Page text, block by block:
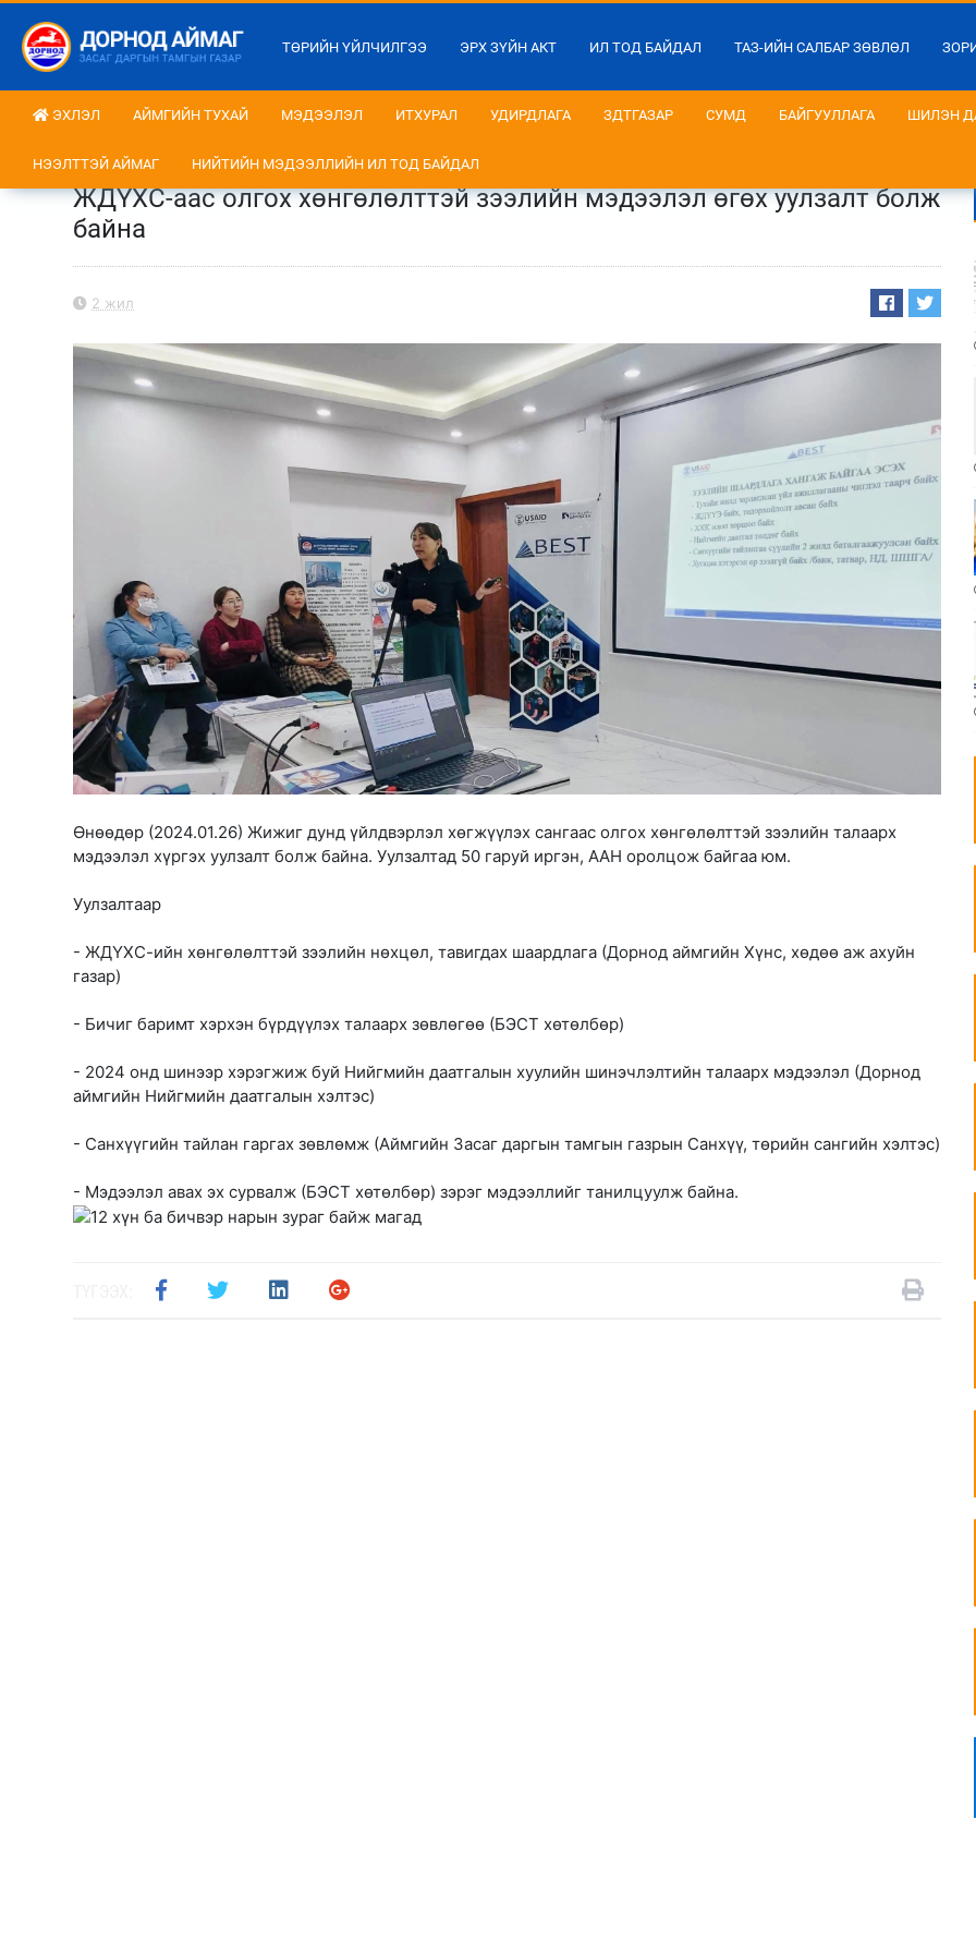
ТӨРИЙН ҮЙЛЧИЛГЭЭ ЭРХ ЗҮЙН АКТ ИЛ ТОД БАЙДАЛ ТАЗ-ИЙН САЛБАР ЗӨВЛӨЛ
ЭХЛЭЛ АЙМГИЙН ТУХАЙ МЭДЭЭЛЭЛ ИТХУРАЛ УДИРДЛАГА ЗДТГАЗАР СУМД БАЙГУУЛЛАГА ШИЛЭН
НЭЭЛТТЭЙ АЙМАГ НИЙТИЙН МЭДЭЭЛЛИЙН ИЛ ТОД БАЙДАЛ
ЖДҮХС-аас олгох хөнгөлөлттэй зээлийн мэдээлэл өгөх уулзалт болж
байна
2 жил
Өнөөдөр (2024.01.26) Жижиг дунд үйлдвэрлэл хөгжүүлэх сангаас олгох хөнгөлөлттэй зээлийн талаарх
мэдээлэл хүргэх уулзалт болж байна. Уулзалтад 50 гаруй иргэн, ААН оролцож байгаа юм.
Уулзалтаар
- ЖДҮХС-ийн хөнгөлөлттэй зээлийн нөхцөл, тавигдах шаардлага (Дорнод аймгийн Хүнс, хөдөө аж ахуйн
газар)
- Бичиг баримт хэрхэн бүрдүүлэх талаарх зөвлөгөө (БЭСТ хөтөлбөр)
- 2024 онд шинээр хэрэгжиж буй Нийгмийн даатгалын хуулийн шинэчлэлтийн талаарх мэдээлэл (Дорнод
аймгийн Нийгмийн даатгалын хэлтэс)
- Санхүүгийн тайлан гаргах зөвлөмж (Аймгийн Засаг даргын тамгын газрын Санхүү, төрийн сангийн хэлтэс)
- Мэдээлэл авах эх сурвалж (БЭСТ хөтөлбөр) зэрэг мэдээллийг танилцуулж байна.